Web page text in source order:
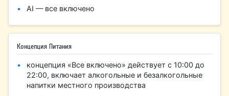
AI — все включено
Концепция Питания
концепция «Все включено» действует с 10:00 до
22:00, включает алкогольные и безалкогольные
напитки местного производства